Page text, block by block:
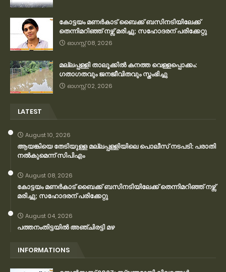
കോട്ടയം മണർകാട് ബൈക്ക് ബസിനടിയിലേക്ക്
തെന്നിമറിഞ്ഞ് നഴ്സ് മരിച്ചു; സഹോദരന് പരിക്കേറ്റു
ഓഗസ്റ്റ് 08, 2026
മല്ലപ്പള്ളി താലൂക്കിൽ കനത്ത വെള്ളപ്പൊക്കം:
ഗതാഗതവും ജനജീവിതവും സ്തംഭിച്ചു
ഓഗസ്റ്റ് 02, 2026
LATEST
August 10, 2026
ആയങ്കിയെ തേടിയുള്ള മല്ലപ്പള്ളിയിലെ പൊലീസ് നടപടി: പരാതി
നൽകുമെന്ന് സിപിഎം
August 08, 2026
കോട്ടയം മണർകാട് ബൈക്ക് ബസിനടിയിലേക്ക് തെന്നിമറിഞ്ഞ് നഴ്സ്
മരിച്ചു; സഹോദരന് പരിക്കേറ്റു
August 04, 2026
പത്തനംതിട്ടയിൽ അഞ്ചിരട്ടി മഴ
INFORMATIONS